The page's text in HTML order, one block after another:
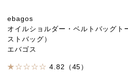
ebagos
オイルショルダー・ベルトバッグト
ストバッグ）
エバゴス
4.82（45）